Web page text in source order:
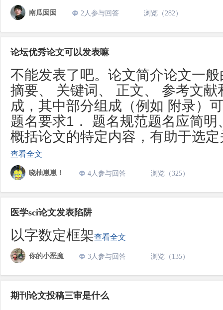
南瓜囡囡 2人参与回答 浏览（282）
论坛优秀论文可以发表嘛
不能发表了吧。论文简介论文一
摘要、 关键词、 正文、 参考文献
成，其中部分组成（例如 附录）
题名要求1． 题名规范题名应简明
概括论文的特定内容，有助于选
查看全文
晓柚崽崽！ 4人参与回答 浏览（325）
医学sci论文发表陷阱
以字数定框架查看全文
你的小恶魔 3人参与回答 浏览（135）
期刊论文投稿三审是什么